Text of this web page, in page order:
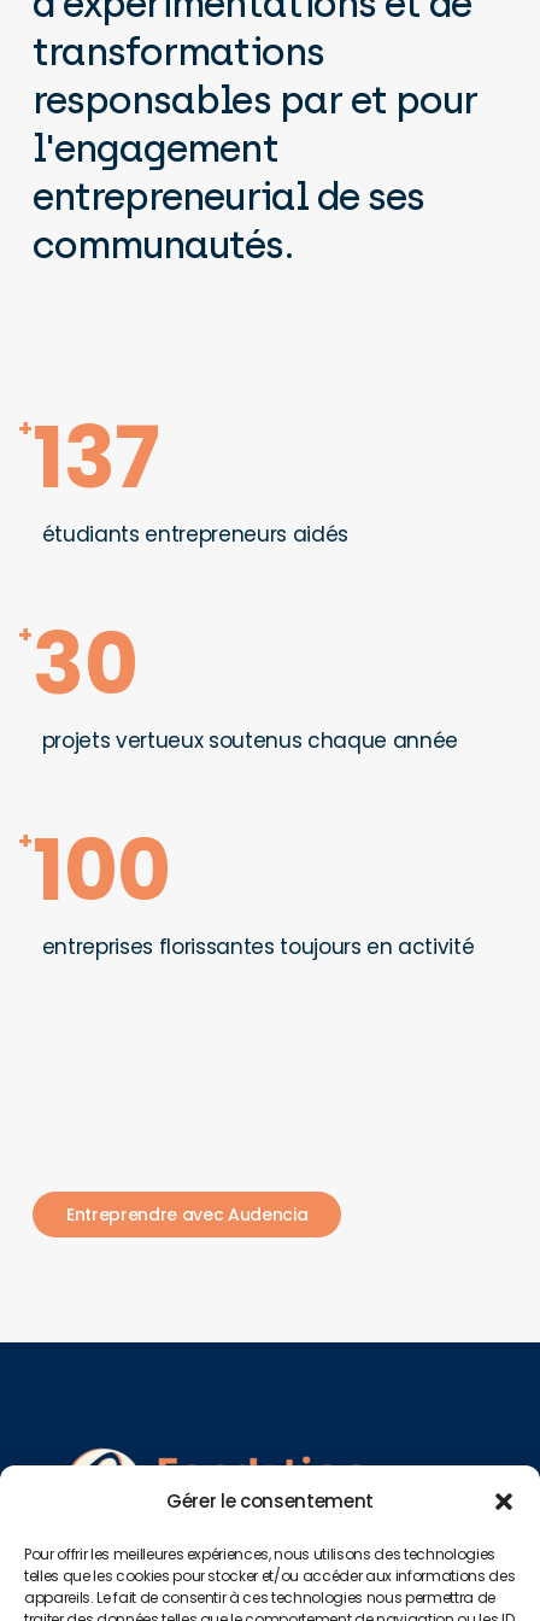
Gérer le consentement
Pour offrir les meilleures expériences, nous utilisons des technologies
telles que les cookies pour stocker et/ou accéder aux informations des
appareils. Le fait de consentir à ces technologies nous permettra de
transformations
responsables par et pour
l'engagement
entrepreneurial de ses
communautés.
+137
étudiants entrepreneurs aidés
+30
projets vertueux soutenus chaque année
+100
entreprises florissantes toujours en activité
Entreprendre avec Audencia